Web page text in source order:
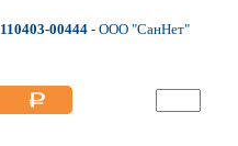
110403-00444 - ООО "СанНет"